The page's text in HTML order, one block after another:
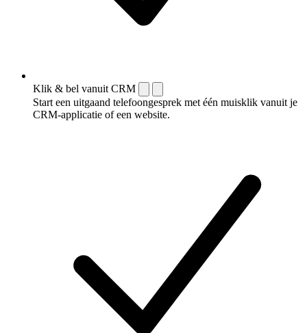
Klik & bel vanuit CRM
Start een uitgaand telefoongesprek met één muisklik vanuit je
CRM-applicatie of een website.